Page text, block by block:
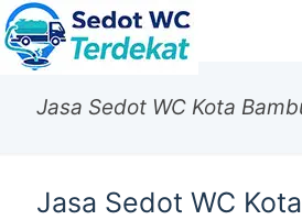
Jasa Sedot WC Kota
Jasa Sedot WC